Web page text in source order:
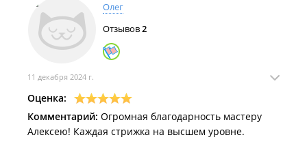
Олег
Отзывов2
11 декабря 2024 г.
Оценка:
Комментарий: Огромная благодарность мастеру
Алексею! Каждая стрижка на высшем уровне.